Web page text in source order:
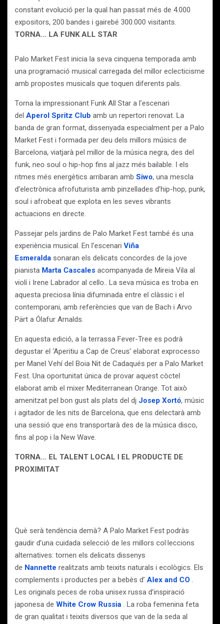
constant evolució per la qual han passat més de 4.000
expositors, 200 bandes i gairebé 300.000 visitants.
TORNA… LA FUNK ALL STAR
Palo Market Fest inicia la seva cinquena temporada amb
una programació musical carregada del millor eclecticisme
amb propostes musicals que toquen diferents pals.
Torna la impressionant Funk All Star a l’escenari
del Aperol Spritz Club amb un repertori renovat. La
banda de gran format, dissenyada especialment per a Palo
Market Fest i formada per deu dels millors músics de
Barcelona, viatjarà pel millor de la música negra, des del
funk, neo soul o hip-hop fins al jazz més bailable. I els
ritmes més energètics arribaran amb Siwo, una mescla
d’electrònica afrofuturista amb pinzellades d’hip-hop, punk,
soul i afrobeat que explota en les seves vibrants
actuacions en directe.
Passejar pels jardins de Palo Market Fest també és una
experiència musical. En l’escenari Viña
Esmeralda sonaran els delicats concordes de la jove
pianista Marta Cascales acompanyada de Mireia Vila al
violí i Irene Labrador al cello.. La seva música es troba en
aquesta preciosa línia difuminada entre el clàssic i el
contemporani, amb referències que van de Bach i Arvo
Pärt a Ólafur Arnalds.
En aquesta edició, a la terrassa Fever-Tree es podrà
degustar el ‘Aperitiu a Cap de Creus’ elaborat exprocesso
per Manel Vehí del Boia Nit de Cadaqués per a Palo Market
Fest. Una oportunitat única de provar aquest còctel
elaborat amb el mixer Mediterranean Orange. Tot això
amenitzat pel bon gust als plats del dj Josep Xortó, músic
i agitador de les nits de Barcelona, que ens delectarà amb
una sessió que ens transportarà des de la música disco,
fins al pop i la New Wave.
TORNA… EL TALENT LOCAL I EL PRODUCTE DE
PROXIMITAT
Què serà tendència demà? A Palo Market Fest podràs
gaudir d’una cuidada selecció de les millors col·leccions
alternatives: tornen els delicats dissenys
de Nannette realitzats amb teixits naturals i ecològics. Els
complements i productes per a bebès d’ Alex and CO .
Les originals peces de roba unisex russa d’inspiració
japonesa de White Crow Russia . La roba femenina feta
de gran qualitat i teixits diversos que van de la seda al